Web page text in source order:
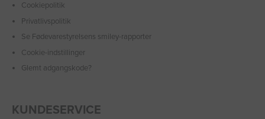
Cookiepolitik
Privatlivspolitik
Se Fødevarestyrelsens smiley-rapporter
Cookie-indstillinger
Glemt adgangskode?
KUNDESERVICE